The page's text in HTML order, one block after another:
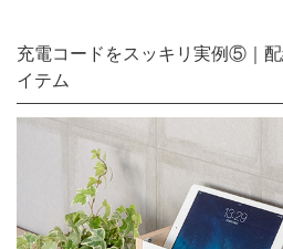
充電コードをスッキリ実例⑤｜
イテム